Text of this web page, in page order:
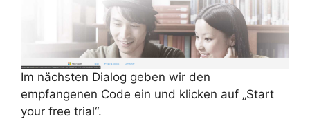
Im nächsten Dialog geben wir den
empfangenen Code ein und klicken auf „Start
your free trial“.